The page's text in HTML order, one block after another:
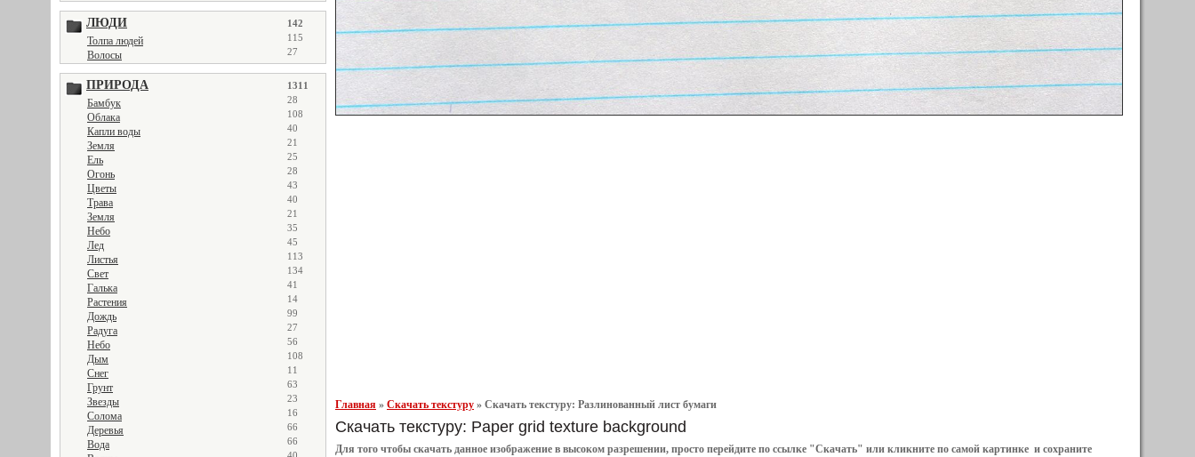
ЛЮДИ 142
Толпа людей 115
Волосы 27
ПРИРОДА 1311
Бамбук 28
Облака 108
Капли воды 40
Земля 21
Ель 25
Огонь 28
Цветы 43
Трава 40
Земля 21
Небо 35
Лед 45
Листья 113
Свет 134
Галька 41
Растения 14
Дождь 99
Радуга 27
Небо 56
Дым 108
Снег 11
Грунт 63
Звезды 23
Солома 16
Деревья 66
Вода 66
Главная » Скачать текстуру » Скачать текстуру: Разлинованный лист бумаги
Скачать текстуру: Paper grid texture background
Для того чтобы скачать данное изображение в высоком разрешении, просто перейдите по ссылке "Скачать" или кликните по самой картинке и сохраните